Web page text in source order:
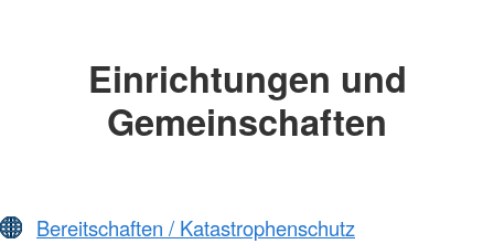
Einrichtungen und
Gemeinschaften
Bereitschaften / Katastrophenschutz